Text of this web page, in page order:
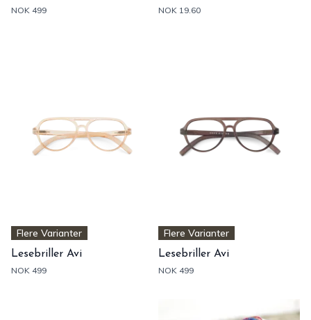
NOK 499 NOK 19.60
Flere Varianter
Lesebriller Avi
NOK 499
Flere Varianter
Lesebriller Avi
NOK 499